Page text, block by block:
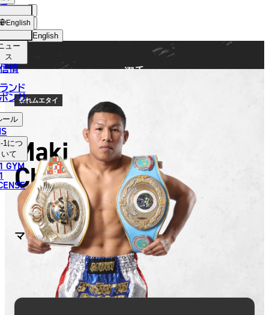
English
中文（简体）
中文（繁體）
ไทย
العربية
ョッ
プ
ュー
ス
情
ンド
ンサ
ール
1につ
いて
GYM
English
選手
暴れムエタイ
Maki
Chachai
マキ・チャーチャイ